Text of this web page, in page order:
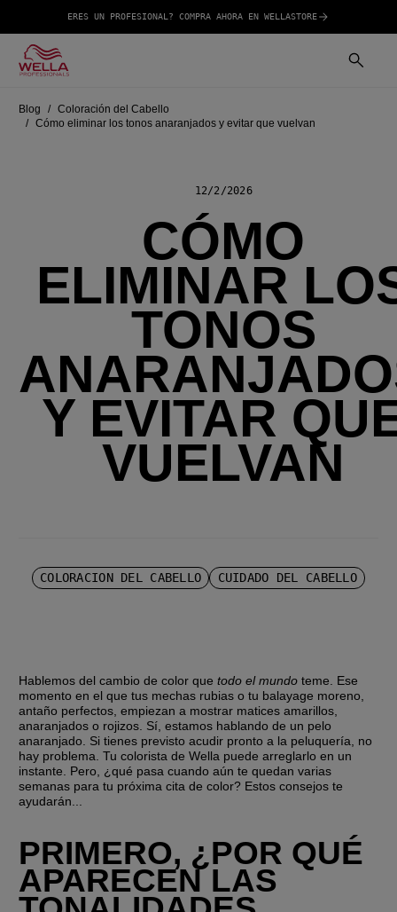
ERES UN PROFESIONAL? COMPRA AHORA EN WELLASTORE
Blog
Coloración del Cabello
Cómo eliminar los tonos anaranjados y evitar que vuelvan
12/2/2026
CÓMO
ELIMINAR
TONOS
Y EVITAR
VUELVAN
COLORACIÓN DEL CABELLO CUIDADO DEL CABELLO
Hablemos del cambio de color que todo el mundo teme. Ese
momento en el que tus mechas rubias o tu balayage moreno,
antaño perfectos, empiezan a mostrar matices amarillos,
anaranjados o rojizos. Sí, estamos hablando de un pelo
anaranjado. Si tienes previsto acudir pronto a la peluquería, no
hay problema. Tu colorista de Wella puede arreglarlo en un
instante. Pero, ¿qué pasa cuando aún te quedan varias
semanas para tu próxima cita de color? Estos consejos te
ayudarán...
PRIMERO, ¿POR QUÉ
APARECEN LAS